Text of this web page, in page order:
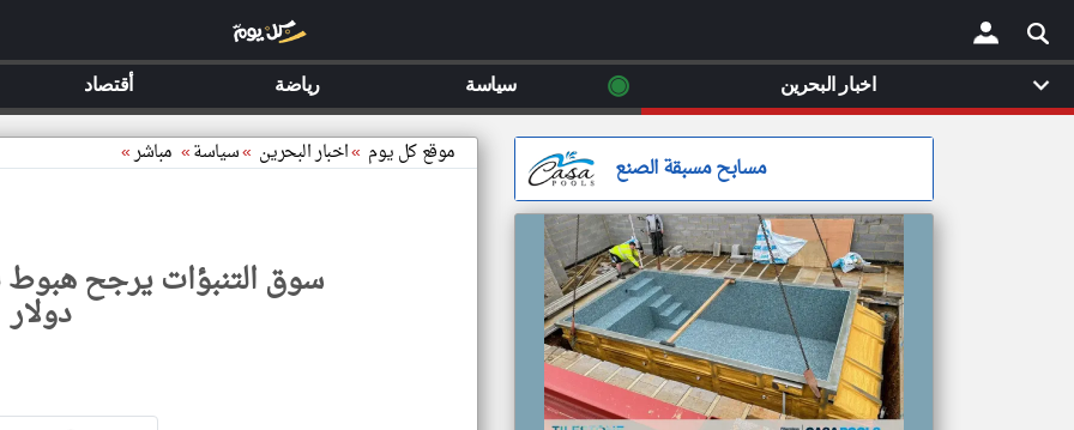
× موقع كل يوم »اخبار البحرين »سياسة» مباشر»
دولار
مسابح مسبقة الصنع
اخبار البحرين ◉ سياسة رياضة أقتصاد